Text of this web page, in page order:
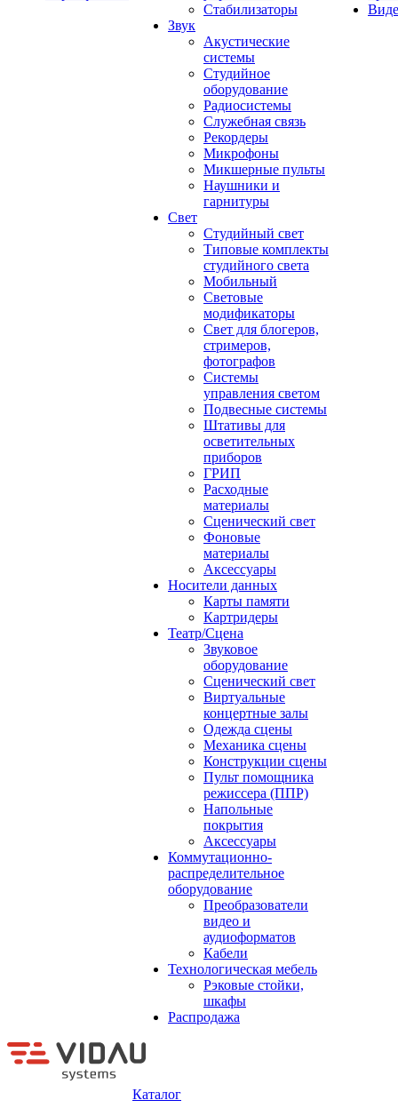
Стабилизаторы
Звук
Акустические
системы
Студийное
оборудование
Радиосистемы
Служебная связь
Рекордеры
Микрофоны
Микшерные пульты
Наушники и
гарнитуры
Свет
Студийный свет
Типовые комплекты
студийного света
Мобильный
Световые
модификаторы
Свет для блогеров,
стримеров,
фотографов
Системы
управления светом
Подвесные системы
Штативы для
осветительных
приборов
ГРИП
Расходные
материалы
Сценический свет
Фоновые
материалы
Аксессуары
Носители данных
Карты памяти
Картридеры
Театр/Сцена
Звуковое
оборудование
Сценический свет
Виртуальные
концертные залы
Одежда сцены
Механика сцены
Конструкции сцены
Пульт помощника
режиссера (ППР)
Напольные
покрытия
Аксессуары
Коммутационно-
распределительное
оборудование
Преобразователи
видео и
аудиоформатов
Кабели
Технологическая мебель
Рэковые стойки,
шкафы
Распродажа
Каталог